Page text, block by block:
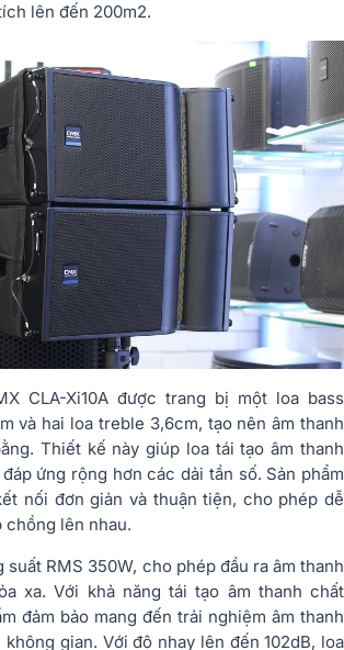
lên đến 200m2.
CLA-Xi10A được trang bị một loa bass
và hai loa treble 3,6cm, tạo nên âm thanh
Thiết kế này giúp loa tái tạo âm thanh
ứng rộng hơn các dải tần số. Sản phẩm
nối đơn giản và thuận tiện, cho phép dễ
chồng lên nhau.
suất RMS 350W, cho phép đầu ra âm thanh
xa. Với khả năng tái tạo âm thanh chất
đảm bảo mang đến trải nghiệm âm thanh
gian. Với độ nhạy lên đến 102dB, loa